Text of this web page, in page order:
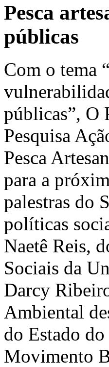
Pesca
públicas
Com o tema
públicas”, O
Pesquisa
Pesca
para a
palestras do
políticas
Naetê Reis,
Sociais da
Darcy
Ambiental
do Estado
Movimento